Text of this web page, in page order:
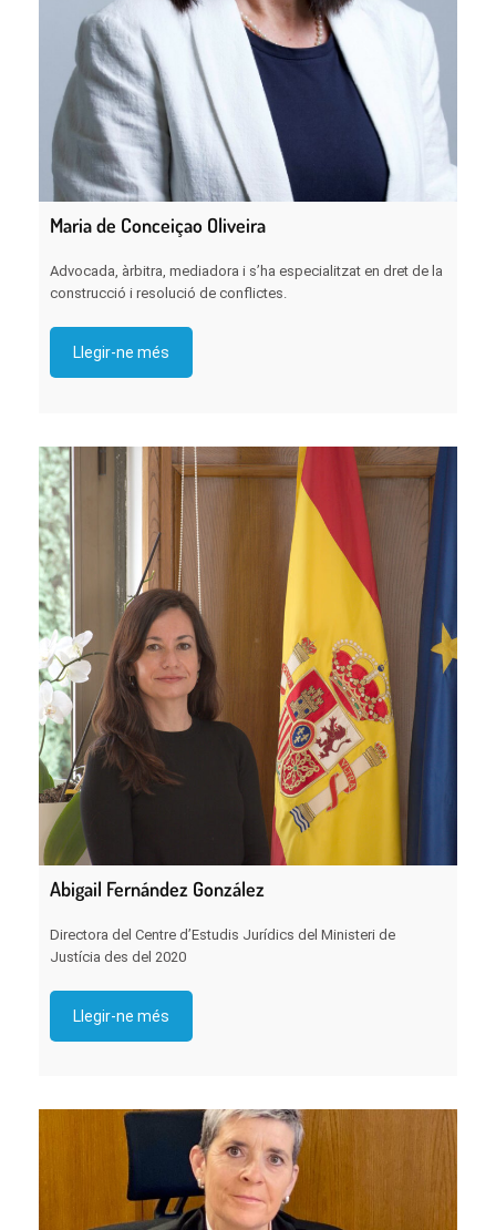
Maria de Conceiçao Oliveira
Advocada, àrbitra, mediadora i s’ha especialitzat en dret de la
construcció i resolució de conflictes.
Llegir-ne més
Abigail Fernández González
Directora del Centre d’Estudis Jurídics del Ministeri de
Justícia des del 2020
Llegir-ne més